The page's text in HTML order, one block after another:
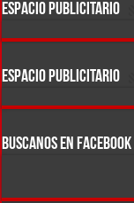
ESPACIO PUBLICITARIO
ESPACIO PUBLICITARIO
BUSCANOS EN FACEBOOK